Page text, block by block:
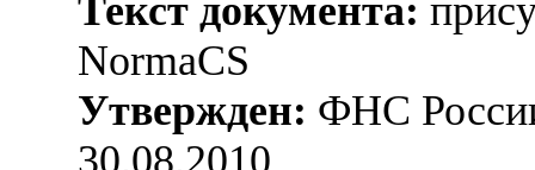
Текст документа:
NormaCS
Утвержден: ФНС
30.08.2010